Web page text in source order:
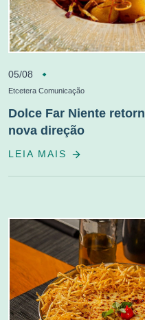
05/08
Etcetera Comunicação
Dolce Far Niente
nova direção
LEIA MAIS